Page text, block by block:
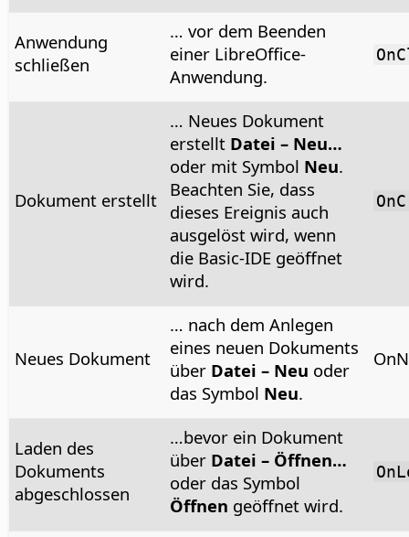
Anwendung
schließen
… vor dem Beenden
einer LibreOffice-
Anwendung.
Dokument erstellt
… Neues Dokument
erstellt Datei – Neu…
oder mit Symbol Neu.
Beachten Sie, dass
dieses Ereignis auch
ausgelöst wird, wenn
die Basic-IDE geöffnet
wird.
Neues Dokument
… nach dem Anlegen
eines neuen Dokuments
über Datei – Neu oder
das Symbol Neu.
Laden des
Dokuments
abgeschlossen
…bevor ein Dokument
über Datei – Öffnen…
oder das Symbol
Öffnen geöffnet wird.